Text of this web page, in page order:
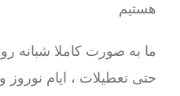
هستیم
ما به صورت کاملا شبانه
حتی تعطیلات ، ایام